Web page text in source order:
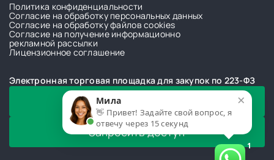
Политика конфиденциальности
Согласие на обработку персональных данных
Согласие на обработку файлов cookies
Согласие на получение информационно
рекламной рассылки
Лицензионное соглашение
Электронная торговая площадка для закупок по 223-ФЗ
Получить предложение
Запросить доступ
1
×
Мила
👋 Привет! Задайте свой вопрос, я
отвечу через 15 секунд